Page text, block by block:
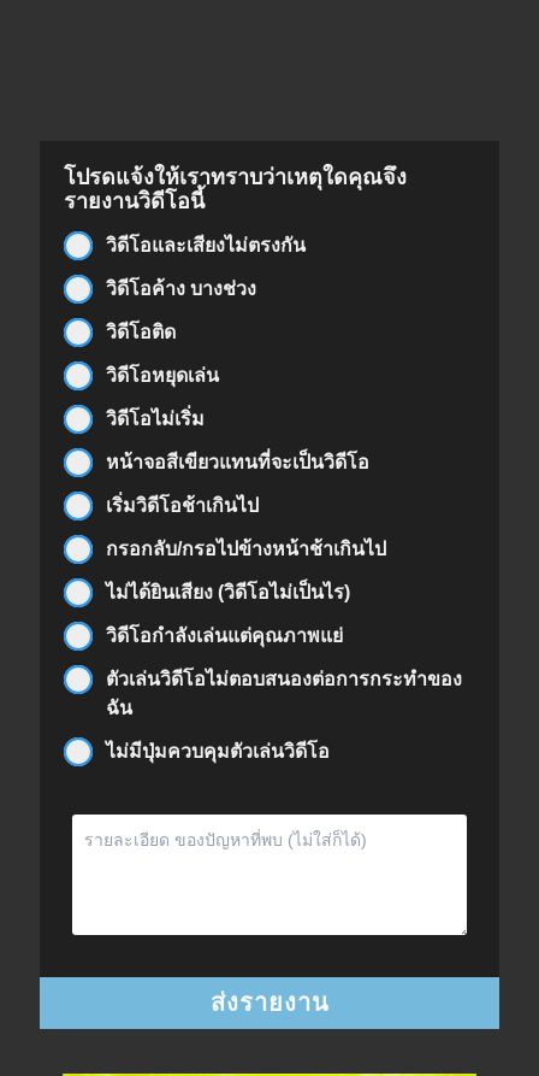
โปรดแจ้งให้เราทราบว่าเหตุใดคุณจึง
รายงานวิดีโอนี้
วิดีโอและเสียงไม่ตรงกัน
วิดีโอค้าง บางช่วง
วิดีโอติด
วิดีโอหยุดเล่น
วิดีโอไม่เริ่ม
หน้าจอสีเขียวแทนที่จะเป็นวิดีโอ
เริ่มวิดีโอช้าเกินไป
กรอกลับ/กรอไปข้างหน้าช้าเกินไป
ไม่ได้ยินเสียง (วิดีโอไม่เป็นไร)
วิดีโอกำลังเล่นแต่คุณภาพแย่
ตัวเล่นวิดีโอไม่ตอบสนองต่อการกระทำของ
ฉัน
ไม่มีปุ่มควบคุมตัวเล่นวิดีโอ